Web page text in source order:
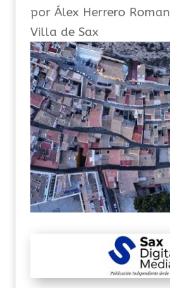
por Álex Herrero Roman
Villa de Sax